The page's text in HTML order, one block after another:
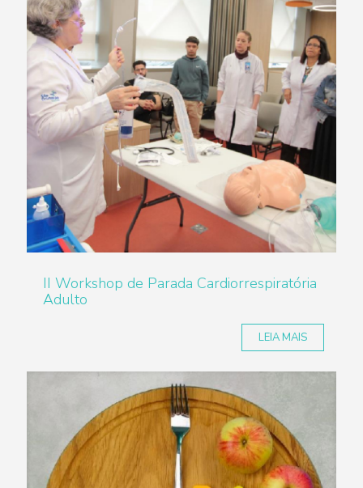
II Workshop de Parada Cardiorrespiratória
Adulto
LEIA MAIS